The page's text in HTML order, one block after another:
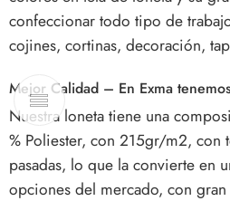
confeccionar todo tipo de
cojines, cortinas, decoración,
Mejor Calidad – En Exma
Nuestra loneta tiene una
% Poliester, con 215gr/m2, con
pasadas, lo que la convierte en
opciones del mercado, con